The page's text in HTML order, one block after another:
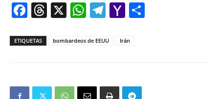
Facebook
Threads
X WhatsApp
Telegram
Yahoo
ETIQUETAS bombardeos de EEUU Irán